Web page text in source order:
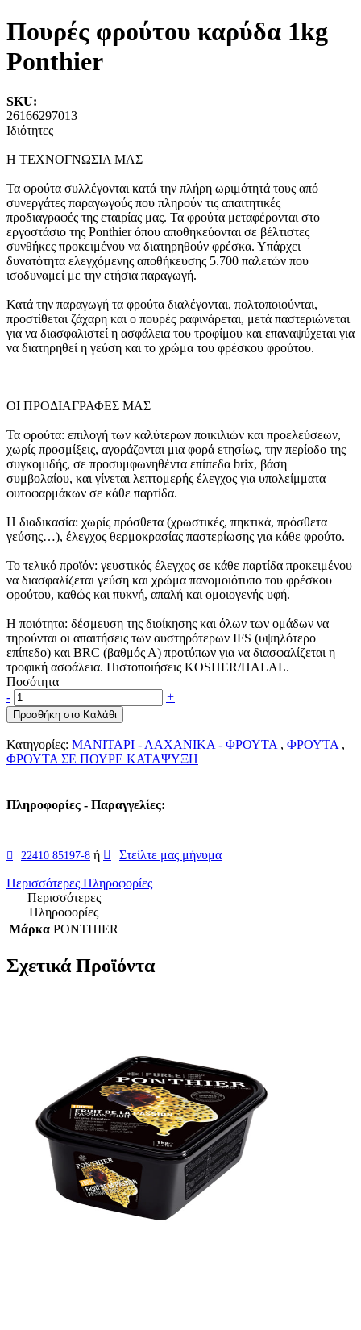
Πουρές φρούτου καρύδα 1kg
Ponthier
SKU:
26166297013
Ιδιότητες
Η ΤΕΧΝΟΓΝΩΣΙΑ ΜΑΣ
Τα φρούτα συλλέγονται κατά την πλήρη ωριμότητά τους από
συνεργάτες παραγωγούς που πληρούν τις απαιτητικές
προδιαγραφές της εταιρίας μας. Τα φρούτα μεταφέρονται στο
εργοστάσιο της Ponthier όπου αποθηκεύονται σε βέλτιστες
συνθήκες προκειμένου να διατηρηθούν φρέσκα. Υπάρχει
δυνατότητα ελεγχόμενης αποθήκευσης 5.700 παλετών που
ισοδυναμεί με την ετήσια παραγωγή.
Κατά την παραγωγή τα φρούτα διαλέγονται, πολτοποιούνται,
προστίθεται ζάχαρη και ο πουρές ραφινάρεται, μετά παστεριώνεται
για να διασφαλιστεί η ασφάλεια του τροφίμου και επαναψύχεται για
να διατηρηθεί η γεύση και το χρώμα του φρέσκου φρούτου.
ΟΙ ΠΡΟΔΙΑΓΡΑΦΕΣ ΜΑΣ
Τα φρούτα: επιλογή των καλύτερων ποικιλιών και προελεύσεων,
χωρίς προσμίξεις, αγοράζονται μια φορά ετησίως, την περίοδο της
συγκομιδής, σε προσυμφωνηθέντα επίπεδα brix, βάση
συμβολαίου, και γίνεται λεπτομερής έλεγχος για υπολείμματα
φυτοφαρμάκων σε κάθε παρτίδα.
Η διαδικασία: χωρίς πρόσθετα (χρωστικές, πηκτικά, πρόσθετα
γεύσης…), έλεγχος θερμοκρασίας παστερίωσης για κάθε φρούτο.
Το τελικό προϊόν: γευστικός έλεγχος σε κάθε παρτίδα προκειμένου
να διασφαλίζεται γεύση και χρώμα πανομοιότυπο του φρέσκου
φρούτου, καθώς και πυκνή, απαλή και ομοιογενής υφή.
Η ποιότητα: δέσμευση της διοίκησης και όλων των ομάδων να
τηρούνται οι απαιτήσεις των αυστηρότερων IFS (υψηλότερο
επίπεδο) και BRC (βαθμός Α) προτύπων για να διασφαλίζεται η
τροφική ασφάλεια. Πιστοποιήσεις KOSHER/HALAL.
Ποσότητα
-
+
Προσθήκη στο Καλάθι
Κατηγορίες: ΜΑΝΙΤΑΡΙ - ΛΑΧΑΝΙΚΑ - ΦΡΟΥΤΑ , ΦΡΟΥΤΑ ,
ΦΡΟΥΤΑ ΣΕ ΠΟΥΡΕ ΚΑΤΑΨΥΞΗ
Πληροφορίες - Παραγγελίες:
22410 85197-8 ή Στείλτε μας μήνυμα
Περισσότερες Πληροφορίες
Περισσότερες
Πληροφορίες
Μάρκα PONTHIER
Σχετικά Προϊόντα